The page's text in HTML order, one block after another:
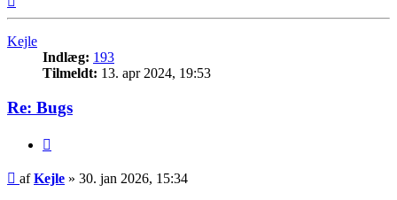
Kejle
Indlæg: 193
Tilmeldt: 13. apr 2024, 19:53
Re: Bugs
Indlæg
afKejle » 30. jan 2026, 15:34